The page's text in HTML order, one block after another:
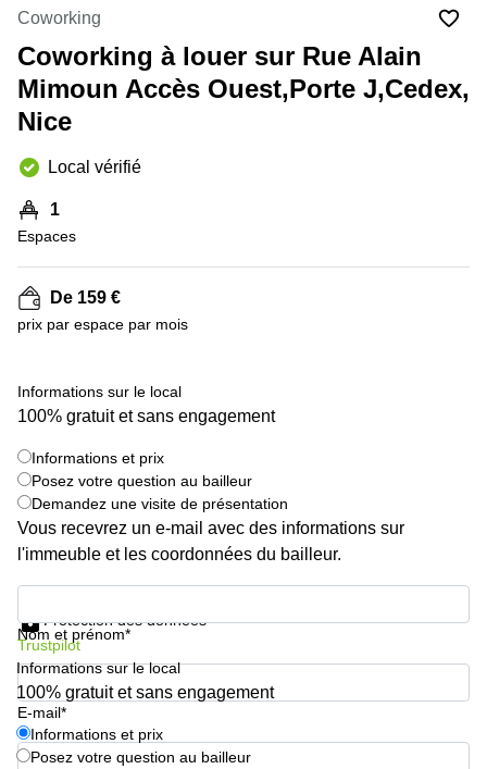
Strasbourg
d'affaires
Toulouse
Coworking
Coworking
Centres
Lyon
Location
bureaux
Centre
Montpellier
Coworking
Coworking à louer sur Rue Alain
Mimoun Accès Ouest,Porte J,Cedex,
Nice
Local vérifié
1
Espaces
De 159 €
prix par espace par mois
Informations sur le local
100% gratuit et sans engagement
Informations et prix
Posez votre question au bailleur
Demandez une visite de présentation
Vous recevrez un e-mail avec des informations sur
l'immeuble et les coordonnées du bailleur.
Nom et prénom*
E-mail*
Protection des données
Trustpilot
Informations sur le local
100% gratuit et sans engagement
Informations et prix
Posez votre question au bailleur